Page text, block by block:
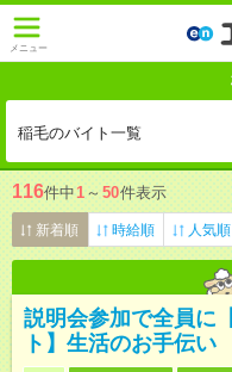
メニュー
稲毛のバイト一覧
116件中1 ～ 50件表示
新着順 時給順 人気順
説明会参加で全員に
ト】生活のお手伝い